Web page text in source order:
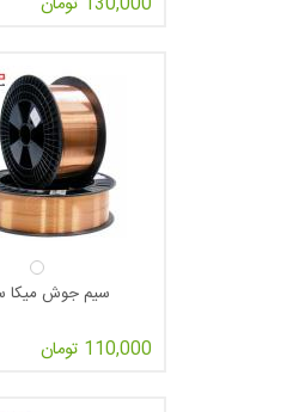
سیم جوش میکا
110,000 تومان